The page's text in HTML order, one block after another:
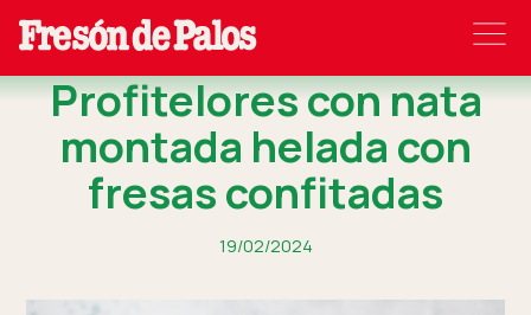
Profitelores con nata
montada helada con
fresas confitadas
19/02/2024